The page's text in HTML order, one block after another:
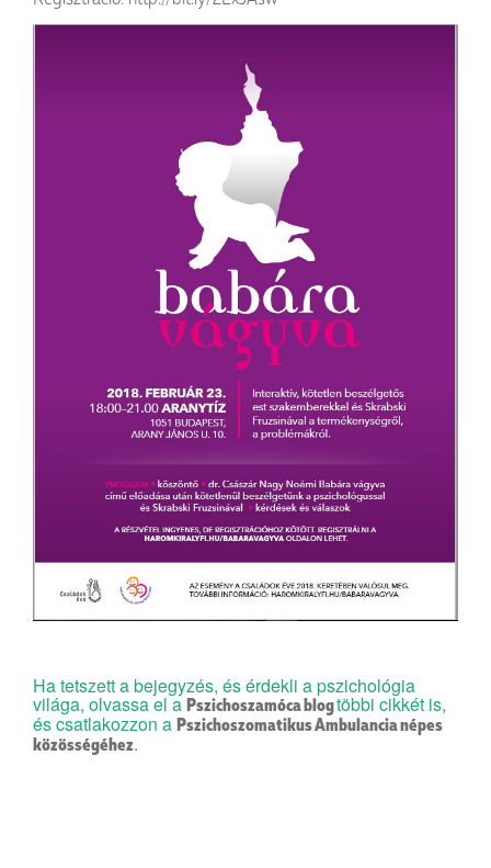
Ha tetszett a bejegyzés, és érdekli a pszichológia
világa, olvassa el a Pszichoszamóca blogtöbbi cikkét is,
és csatlakozzon a Pszichoszomatikus Ambulancia népes
közösségéhez.